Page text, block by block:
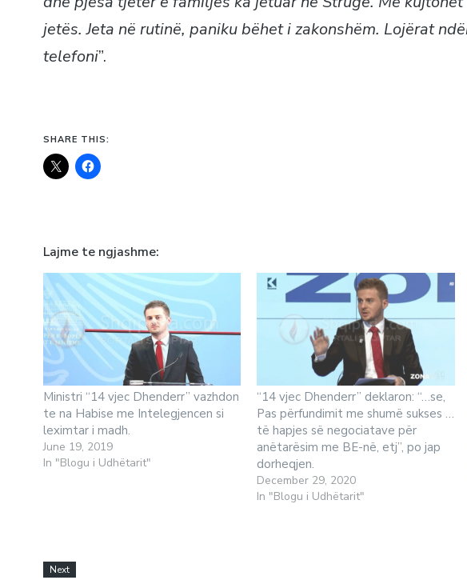
jetës. Jeta në rutinë, paniku bëhet i zakonshëm. Lojërat
telefoni”.
SHARE THIS:
Lajme te ngjashme
Ministri “14 vjec Dhenderr” vazhdon
te na Habise me Intelegjencen si
leximtar i madh.
June 19, 2019
In "Blogu i Udhëtarit"
“14 vjec Dhenderr” deklaron: “…se,
Pas përfundimit me shumë sukses …
të hapjes së negociatave për
anëtarësim me BE-në, etj”, po jap
dorheqjen.
December 29, 2020
In "Blogu i Udhëtarit"
Next